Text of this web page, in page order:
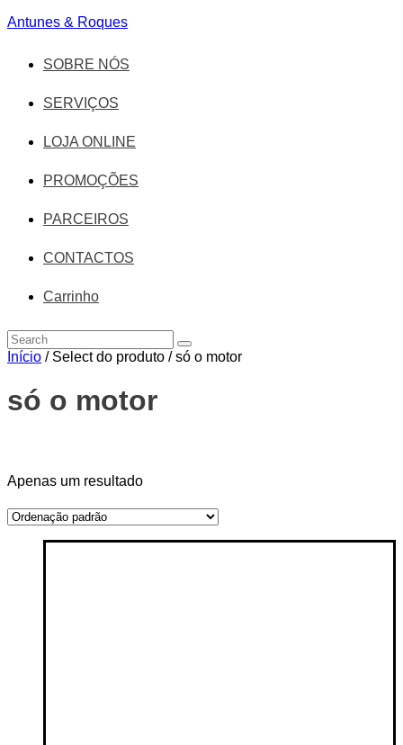
Antunes & Roques
SOBRE NÓS
SERVIÇOS
LOJA ONLINE
PROMOÇÕES
PARCEIROS
CONTACTOS
Carrinho
Início / Select do produto / só o motor
só o motor
On sale(14)
Apenas um resultado